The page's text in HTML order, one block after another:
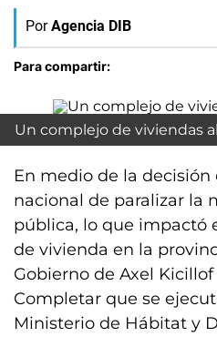
Por Agencia DIB
Para compartir:
Un complejo de viviendas
En medio de la decisión
nacional de paralizar la
pública, lo que impactó
de vivienda en la
Gobierno de Axel
Completar que se
Ministerio de Hábitat y